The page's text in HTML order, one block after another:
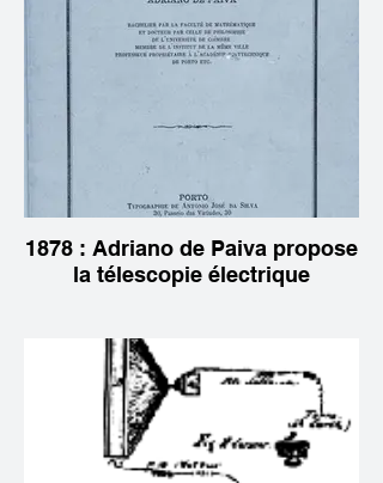
1878 : Adriano de Paiva propose
la télescopie électrique